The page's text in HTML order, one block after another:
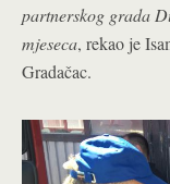
partnerskog grada
mjeseca, rekao je
Gradačac.